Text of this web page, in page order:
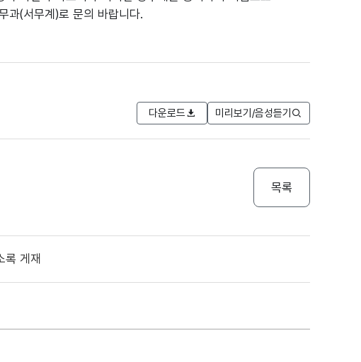
과(서무계)로 문의 바랍니다.
다운로드 미리보기/음성듣기
목록
록 게재